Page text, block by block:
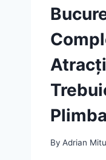
By Adrian Mitu